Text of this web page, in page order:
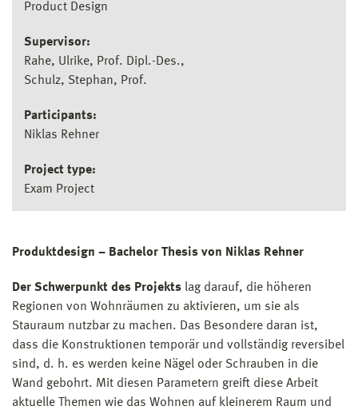
Product Design
Supervisor:
Rahe, Ulrike, Prof. Dipl.-Des.
Schulz, Stephan, Prof.
Participants:
Niklas Rehner
Project type:
Exam Project
Produktdesign – Bachelor Thesis von Niklas Rehner
Der Schwerpunkt des Projekts lag darauf, die höheren
Regionen von Wohnräumen zu aktivieren, um sie als
Stauraum nutzbar zu machen. Das Besondere daran ist,
dass die Konstruktionen temporär und vollständig reversibel
sind, d. h. es werden keine Nägel oder Schrauben in die
Wand gebohrt. Mit diesen Parametern greift diese Arbeit
aktuelle Themen wie das Wohnen auf kleinerem Raum und